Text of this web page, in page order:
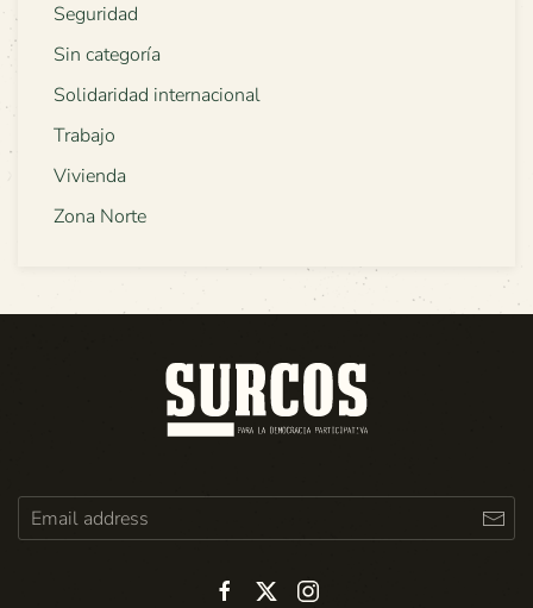
Seguridad
Sin categoría
Solidaridad internacional
Trabajo
Vivienda
Zona Norte